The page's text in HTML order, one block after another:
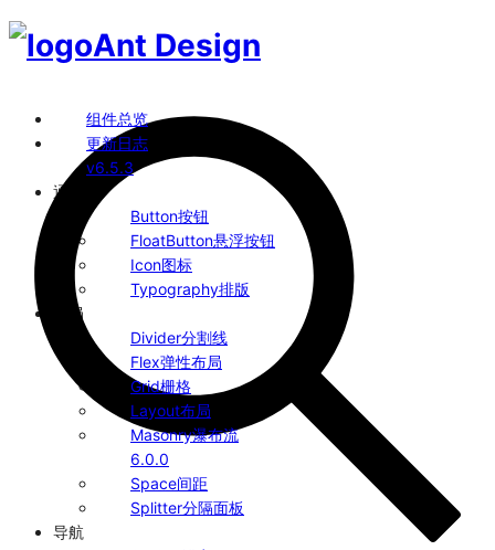
Ant Design
组件总览
更新日志
v6.5.3
通用
Button按钮
FloatButton悬浮按钮
Icon图标
Typography排版
布局
Divider分割线
Flex弹性布局
Grid栅格
Layout布局
Masonry瀑布流
6.0.0
Space间距
Splitter分隔面板
导航